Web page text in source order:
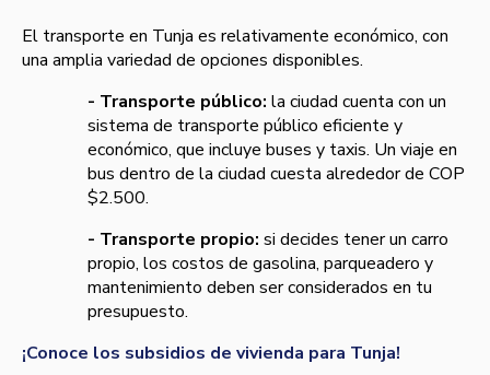
El transporte en Tunja es relativamente económico, con
una amplia variedad de opciones disponibles.
- Transporte público: la ciudad cuenta con un
sistema de transporte público eficiente y
económico, que incluye buses y taxis. Un viaje en
bus dentro de la ciudad cuesta alrededor de COP
$2.500.
- Transporte propio: si decides tener un carro
propio, los costos de gasolina, parqueadero y
mantenimiento deben ser considerados en tu
presupuesto.
¡Conoce los subsidios de vivienda para Tunja!